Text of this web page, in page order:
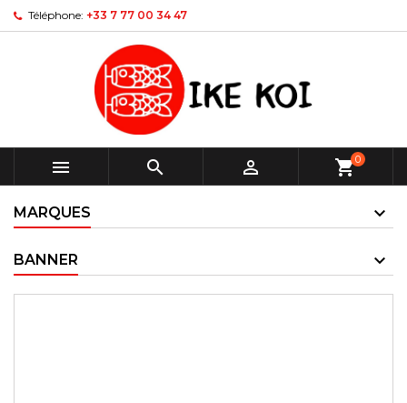
Téléphone: +33 7 77 00 34 47
   shopping_cart0
MARQUES
BANNER